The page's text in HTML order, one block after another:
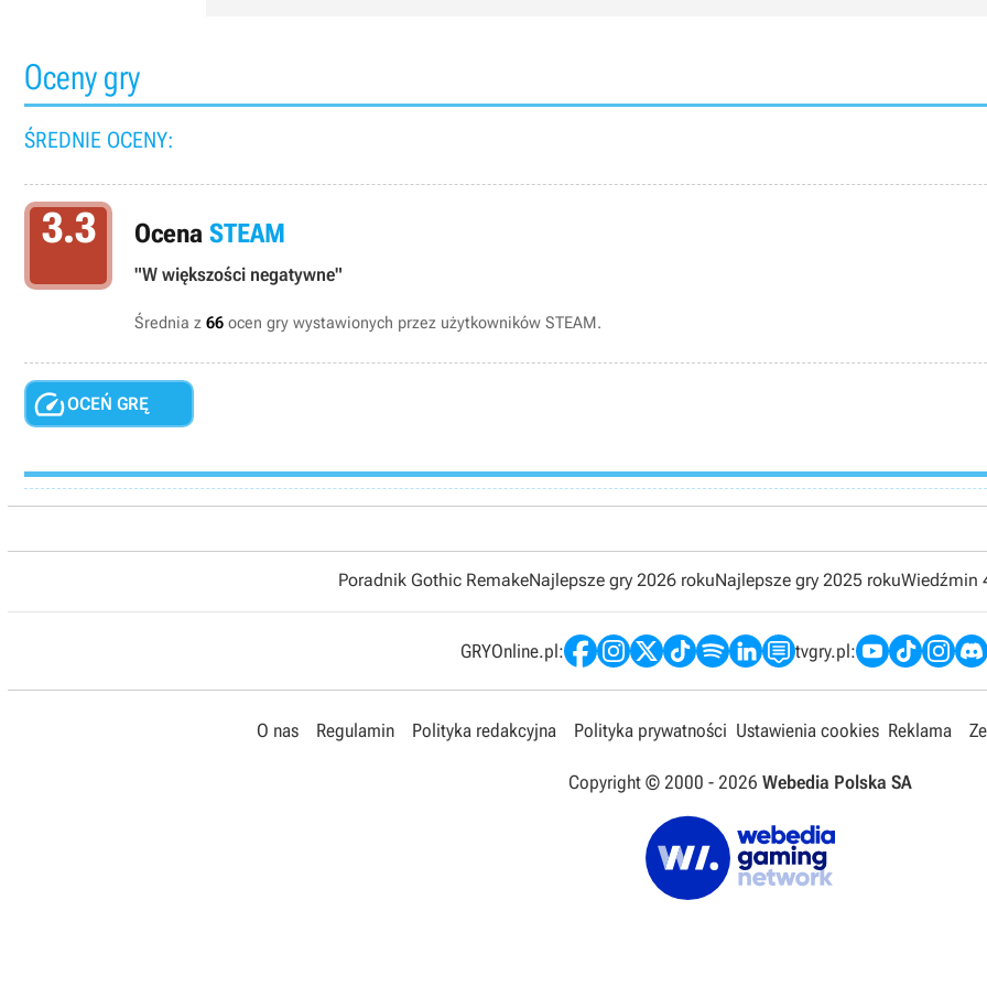
Oceny gry
ŚREDNIE OCENY:
3.3 Ocena STEAM
"W większości negatywne"
Średnia z 66 ocen gry wystawionych przez użytkowników STEAM.
OCEŃ GRĘ
Poradnik Gothic RemakeNajlepsze gry 2026 rokuNajlepsze gry 2025 rokuWiedźmin
GRYOnline.pl: tvgry.pl:
O nas Regulamin Polityka redakcyjna Polityka prywatności Ustawienia cookies Reklama
Copyright © 2000 - 2026 Webedia Polska SA